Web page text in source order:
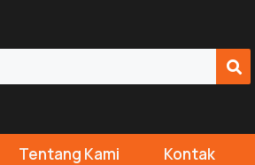
Tentang Kami Kontak